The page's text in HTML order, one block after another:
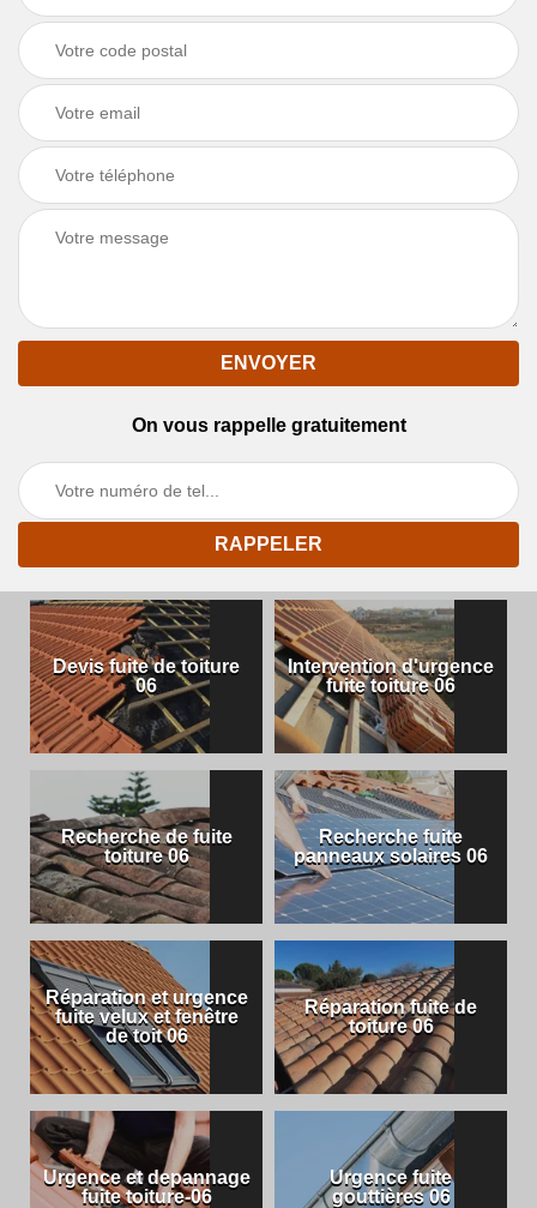
On vous rappelle gratuitement
Devis fuite de toiture
06
Intervention d'urgence
fuite toiture 06
Recherche de fuite
toiture 06
Recherche fuite
panneaux solaires 06
Réparation et urgence
fuite velux et fenêtre
de toit 06
Réparation fuite de
toiture 06
Urgence et depannage
fuite toiture-06
Urgence fuite
gouttières 06